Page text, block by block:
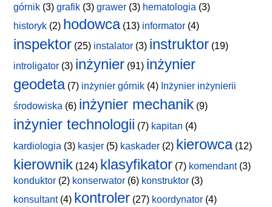
górnik (3) grafik (3) grawer (3) hematologia (3)
historyk (2) hodowca(13) informator (4)
inspektor (25) instalator (3) instruktor (19)
introligator (3) inżynier (91) inżynier
geodeta(7) inżynier górnik (4) Inżynier inżynierii
środowiska (6) inżynier mechanik (9)
inżynier technologii (7) kapitan (4)
kardiologia (3) kasjer (5) kaskader (2) kierowca(12)
kierownik (124) klasyfikator (7) komendant(3)
konduktor (2) konserwator (6) konstruktor (3)
konsultant(4) kontroler (27) koordynator (4)